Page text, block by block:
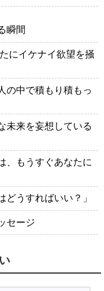
瞬間
にイケナイ欲望を掻
中で積もり積もっ
未来を妄想している
もうすぐあなたに
うすればいい？」
セージ